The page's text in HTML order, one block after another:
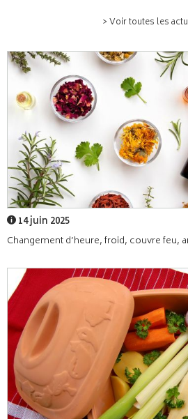
> Voir toutes les
14 juin 2025
Changement d’heure, froid, couvre feu,